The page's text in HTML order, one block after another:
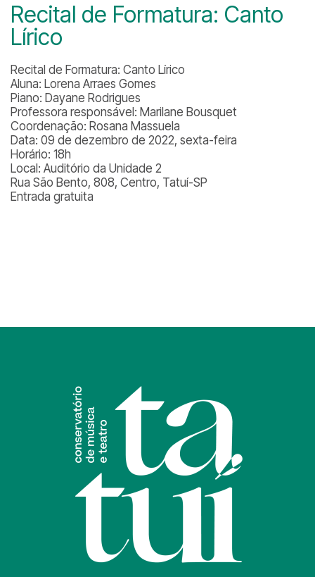
Recital de Formatura: Canto
Lírico
Recital de Formatura: Canto Lírico
Aluna: Lorena Arraes Gomes
Piano: Dayane Rodrigues
Professora responsável: Marilane Bousquet
Coordenação: Rosana Massuela
Data: 09 de dezembro de 2022, sexta-feira
Horário: 18h
Local: Auditório da Unidade 2
Rua São Bento, 808, Centro, Tatuí-SP
Entrada gratuita